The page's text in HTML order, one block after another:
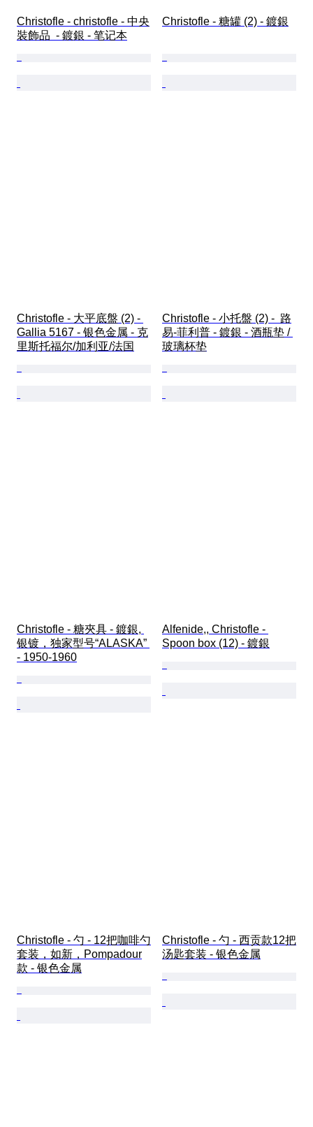
Christofle - christofle - 中央
裝飾品  - 鍍銀 - 笔记本
Christofle - 糖罐 (2) - 鍍銀
Christofle - 大平底盤 (2) -
Gallia 5167 - 银色金属 - 克
里斯托福尔/加利亚/法国
Christofle - 小托盤 (2) -  路
易-菲利普 - 鍍銀 - 酒瓶垫 /
玻璃杯垫
Christofle - 糖夾具 - 鍍銀,
银镀，独家型号“ALASKA”
- 1950-1960
Alfenide,, Christofle -
Spoon box (12) - 鍍銀
Christofle - 勺 - 12把咖啡勺
套装，如新，Pompadour
款 - 银色金属
Christofle - 勺 - 西贡款12把
汤匙套装 - 银色金属